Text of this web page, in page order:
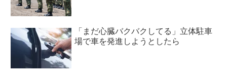
「まだ心臓バクバクしてる」立体駐車
場で車を発進しようとしたら